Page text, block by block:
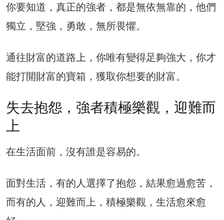
你要知道，真正的強者，都是無依無靠的，他們
獨立，堅強，勇敢，無所畏懼。
通往財富的道路上，你唯有變得足夠強大，你才
能打開財富的寶箱，獲取你想要的財富。
失去抱怨，強者積極樂觀，迎難而
上
在生活面前，沒有誰是容易的。
面對生活，有的人選擇了抱怨，結果愈過愈苦，
而有的人，迎難而上，積極樂觀，生活愈來愈